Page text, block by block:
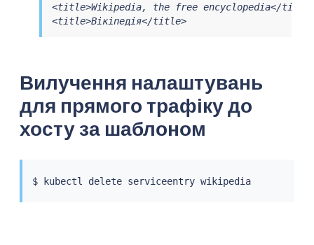
<title>Wikipedia, the free encyclopedia</
<title>Вікіпедія</title>
Вилучення налаштувань
для прямого трафіку до
хосту за шаблоном
$ kubectl delete serviceentry wikipedia